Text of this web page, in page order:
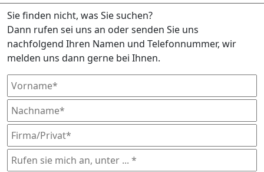
Sie finden nicht, was Sie suchen?
Dann rufen sei uns an oder senden Sie uns
nachfolgend Ihren Namen und Telefonnummer, wir
melden uns dann gerne bei Ihnen.